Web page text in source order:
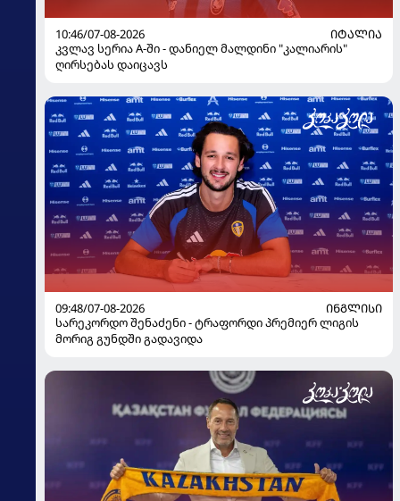
10:46/07-08-2026
ᲘᲢᲐᲚᲘᲐ
კვლავ სერია A-ში - დანიელ მალდინი "კალიარის"
ღირსებას დაიცავს
09:48/07-08-2026
ᲘᲜᲒᲚᲘᲡᲘ
სარეკორდო შენაძენი - ტრაფორდი პრემიერ ლიგის
მორიგ გუნდში გადავიდა